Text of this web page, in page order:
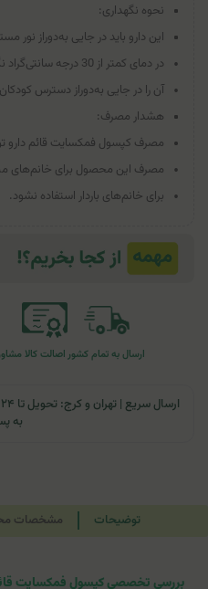
نحوه نگهداری:
این دارو باید در جایی به‌دوراز
در دمای کمتر از 30 درجه سانتی‌گراد نگهداری گردد.
آن را در جایی به‌دوراز دسترس
هشدار مصرف:
مصرف کپسول فمکسایت قائم دارو
مصرف این محصول برای خانم‌های
برای خانم‌های باردار استفاده نشود.
ارسال به تمام کشوراصالت کالا
به
توضیحات مشخصات
بررسی تخصصی کپسول فمکسایت